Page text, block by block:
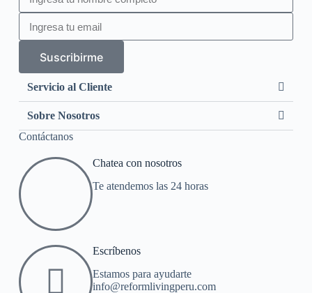
Suscribirme
Servicio al Cliente
Sobre Nosotros
Contáctanos
Chatea con nosotros
Te atendemos las 24 horas
Escríbenos
Estamos para ayudarte
info@reformlivingperu.com